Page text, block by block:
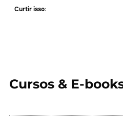
Curtir isso:
Cursos & E-